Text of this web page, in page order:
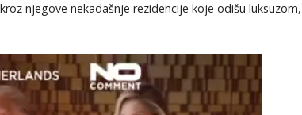
njegove nekadašnje rezidencije koje odišu luksuzom,